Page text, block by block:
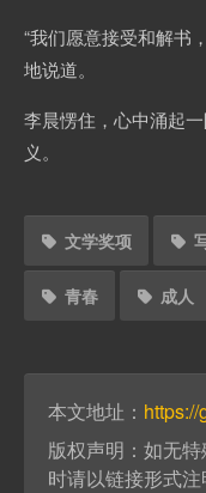
“我们愿意接受和解书
地说道。
李晨愣住，心中涌起
义。
文学奖项
青春 成人
本文地址：
版权声明：如无
时请以链接形式注